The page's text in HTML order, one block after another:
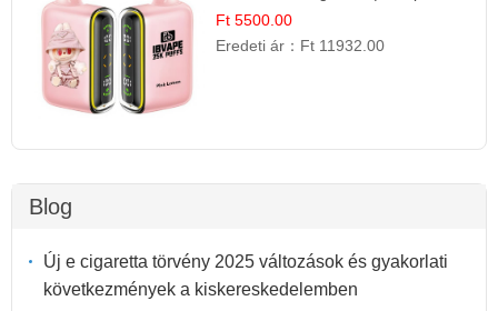
Ft 5500.00
Eredeti ár： Ft 11932.00
Blog
Új e cigaretta törvény 2025 változások és gyakorlati
következmények a kiskereskedelemben